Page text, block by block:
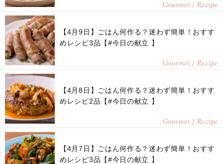
Gourmet / Recipe
【4月9日】ごはん何作る？迷わず簡単！おすす
めレシピ3品【#今日の献立 】
Gourmet / Recipe
【4月8日】ごはん何作る？迷わず簡単！おすす
めレシピ2品【#今日の献立 】
Gourmet / Recipe
【4月7日】ごはん何作る？迷わず簡単！おすす
めレシピ3品【#今日の献立 】